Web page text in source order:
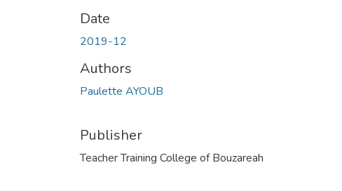
Date
2019-12
Authors
Paulette AYOUB
Publisher
Teacher Training College of Bouzareah